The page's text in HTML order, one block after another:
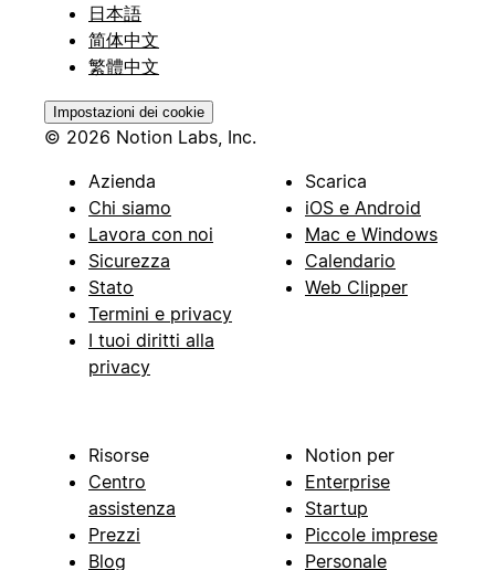
日本語
简体中文
繁體中文
Impostazioni dei cookie
© 2026 Notion Labs, Inc.
Azienda
Chi siamo
Lavora con noi
Sicurezza
Stato
Termini e privacy
I tuoi diritti alla
privacy
Scarica
iOS e Android
Mac e Windows
Calendario
Web Clipper
Risorse
Centro
assistenza
Prezzi
Blog
Notion per
Enterprise
Startup
Piccole imprese
Personale